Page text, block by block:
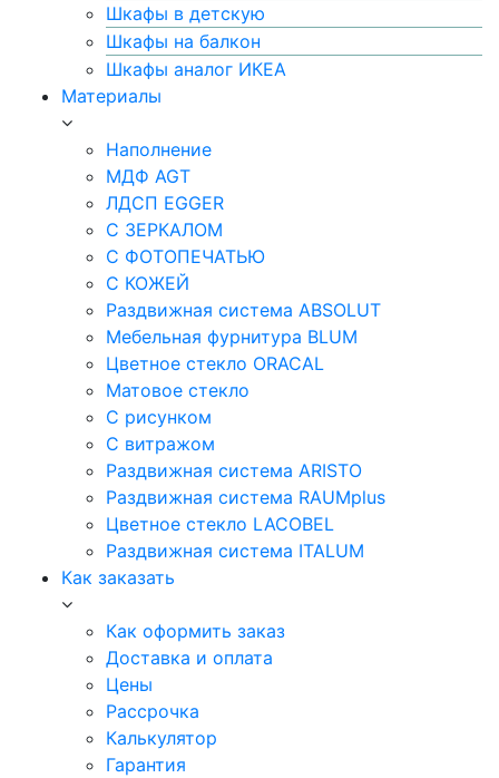
Шкафы в детскую
Шкафы на балкон
Шкафы аналог ИКЕА
Материалы
Наполнение
МДФ AGT
ЛДСП EGGER
С ЗЕРКАЛОМ
С ФОТОПЕЧАТЬЮ
С КОЖЕЙ
Раздвижная система ABSOLUT
Мебельная фурнитура BLUM
Цветное стекло ORACAL
Матовое стекло
C рисунком
C витражом
Раздвижная система ARISTO
Раздвижная система RAUMplus
Цветное стекло LACOBEL
Раздвижная система ITALUM
Как заказать
Как оформить заказ
Доставка и оплата
Цены
Рассрочка
Калькулятор
Гарантия